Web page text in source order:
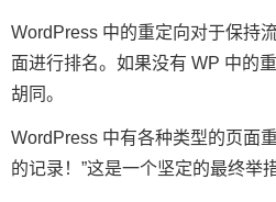
WordPress 中的重定向对于保持
面进行排名。如果没有 WP 中的
胡同。
WordPress 中有各种类型的页面
的记录！”这是一个坚定的最终举